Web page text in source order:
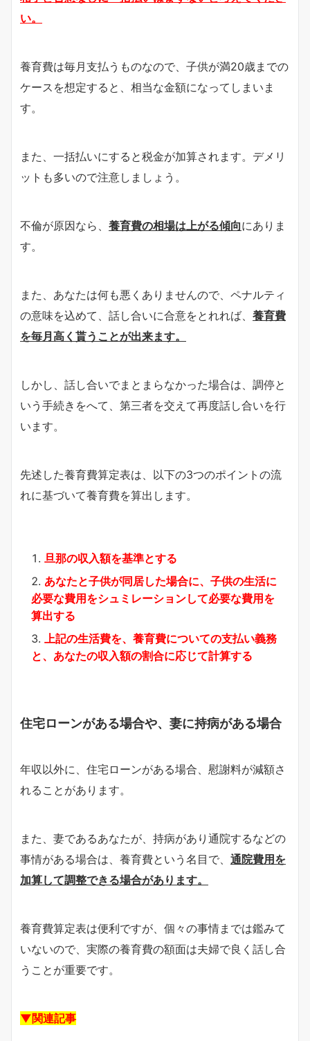
い。
養育費は毎月支払うものなので、子供が満20歳までの
ケースを想定すると、相当な金額になってしまいま
す。
また、一括払いにすると税金が加算されます。デメリ
ットも多いので注意しましょう。
不倫が原因なら、 養育費の相場は上がる傾向にありま
す。
また、あなたは何も悪くありませんので、ペナルティ
の意味を込めて、話し合いに合意をとれれば、 養育費
を毎月高く貰うことが出来ます。
しかし、話し合いでまとまらなかった場合は、調停と
いう手続きをへて、第三者を交えて再度話し合いを行
います。
先述した養育費算定表は、以下の3つのポイントの流
れに基づいて養育費を算出します。
旦那の収入額を基準とする
あなたと子供が同居した場合に、子供の生活に
必要な費用をシュミレーションして必要な費用を
算出する
上記の生活費を、養育費についての支払い義務
と、あなたの収入額の割合に応じて計算する
住宅ローンがある場合や、妻に持病がある場合
年収以外に、住宅ローンがある場合、慰謝料が減額さ
れることがあります。
また、妻であるあなたが、持病があり通院するなどの
事情がある場合は、養育費という名目で、 通院費用を
加算して調整できる場合があります。
養育費算定表は便利ですが、個々の事情までは鑑みて
いないので、実際の養育費の額面は夫婦で良く話し合
うことが重要です。
▼関連記事